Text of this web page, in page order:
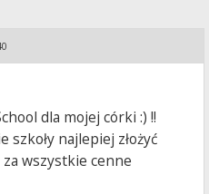
dla mojej córki :) !!
szkoły najlepiej złożyć
wszystkie cenne